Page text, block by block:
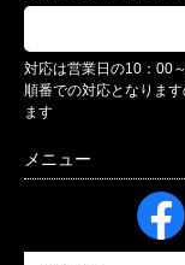
対応は営業日の10：00
順番での対応となりま
ます